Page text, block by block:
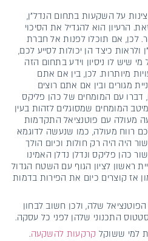
על השקעות בתחום הנדל"ן,
הרעיון הוא להגדיל את הסיכוי
לכן, אם תוכלו לפנות אל חברת
כיצד הן יכולות לסייע לכם,
שיש לו ניסיון וידע בתחום הזה
מיותרות. לכן, בין אם אתם
מגורים ובין אם אתם רוצים
עם המומחים של כהן פליקס
המומחים שמסוגלים לזהות בעין
מעולה עם פוטנציאל התקדמות
רווח מעולה, כמו שנעשה לדוגמא
היה היה רק חולות וכיום הולך
כהן פליקס ונדלן נדלן האמינו
ראשון לציון הגוף עם השטח הגדול
אז קוצרים כיום את הפירות בדמות
שלה, ולכן חשוב לבחון
התכנוני שלהן לפני כל עסקה.
למי ששוקל קרקעות להשקעה.